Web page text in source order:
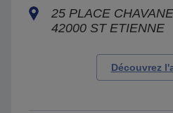
25 PLACE
42000 ST ETIENNE
Découvrez